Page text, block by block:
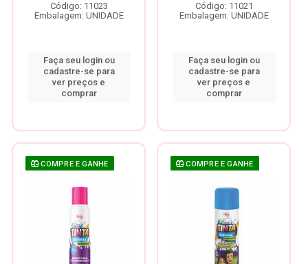
Código: 11023
Embalagem: UNIDADE
Faça seu login ou
cadastre-se para
ver preços e
comprar
Código: 11021
Embalagem: UNIDADE
Faça seu login ou
cadastre-se para
ver preços e
comprar
COMPRE E GANHE COMPRE E GANHE